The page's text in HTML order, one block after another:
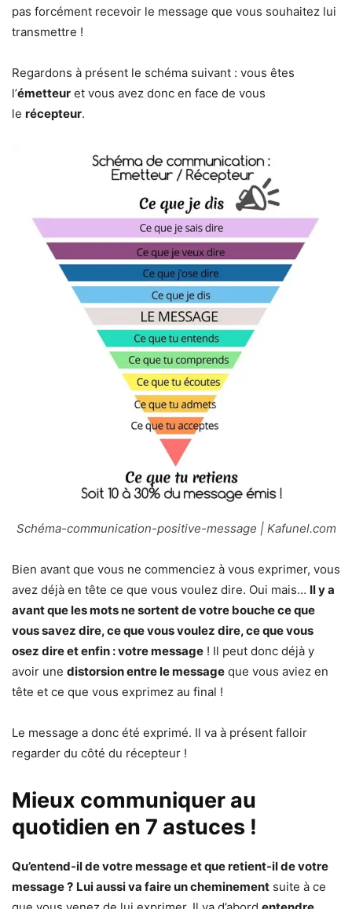
pas forcément recevoir le message que vous souhaitez lui
transmettre !
Regardons à présent le schéma suivant : vous êtes
l’émetteur et vous avez donc en face de vous
le récepteur.
Schéma-communication-positive-message | Kafunel.com
Bien avant que vous ne commenciez à vous exprimer, vous
avez déjà en tête ce que vous voulez dire. Oui mais… Il y a
avant que les mots ne sortent de votre bouche ce que
vous savez dire, ce que vous voulez dire, ce que vous
osez dire et enfin : votre message ! Il peut donc déjà y
avoir une distorsion entre le message que vous aviez en
tête et ce que vous exprimez au final !
Le message a donc été exprimé. Il va à présent falloir
regarder du côté du récepteur !
Mieux communiquer au
quotidien en 7 astuces !
Qu’entend-il de votre message et que retient-il de votre
message ? Lui aussi va faire un cheminement suite à ce